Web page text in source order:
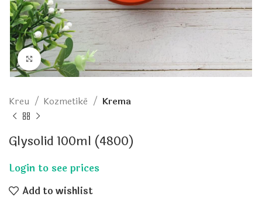
Click to enlarge
Kreu Kozmetikë Krema
Glysolid 100ml (4800)
Add to wishlist